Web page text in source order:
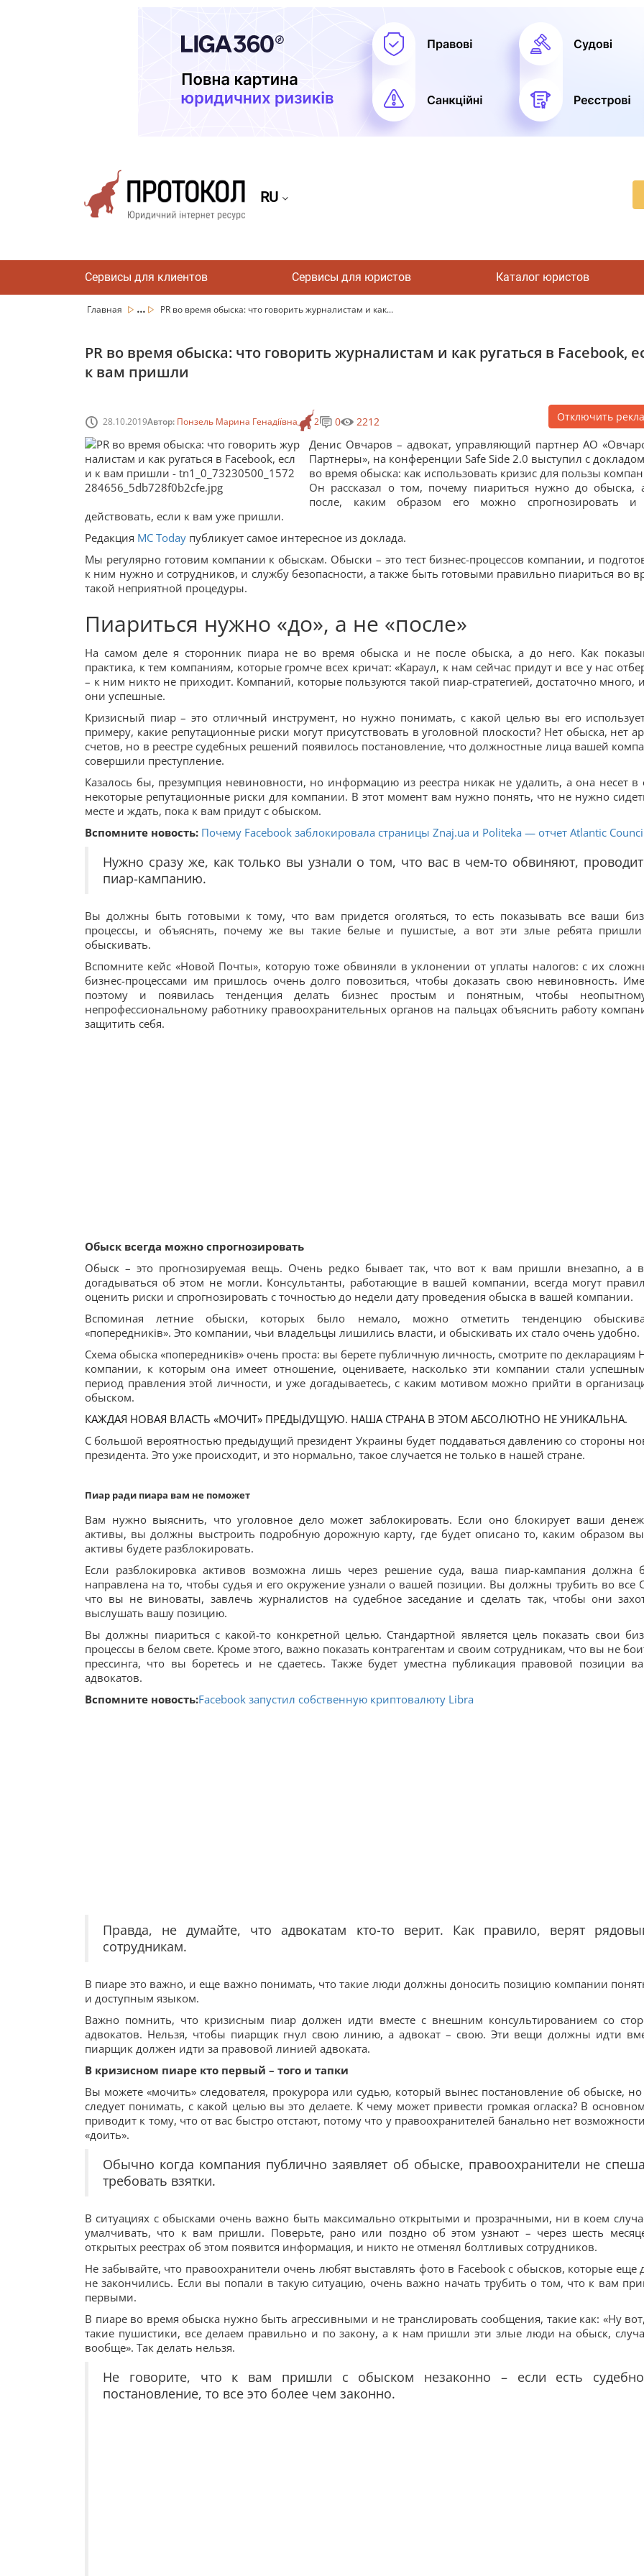
RU
Сервисы для клиентов Сервисы для юристов Каталог юристов
Главная ... PR во время обыска: что говорить журналистам и как...
PR во время обыска: что говорить журналистам и как ругаться в Facebook,
к вам пришли
28.10.2019Автор: Понзель Марина Генадіївна 2 0 2212 Отключить
Денис Овчаров – адвокат, управляющий партнер АО
Партнеры», на конференции Safe Side 2.0 выступил с докладом
во время обыска: как использовать кризис для пользы
Он рассказал о том, почему пиариться нужно до обыска,
после, каким образом его можно спрогнозировать и
действовать, если к вам уже пришли.
Редакция MC Today публикует самое интересное из доклада.
Мы регулярно готовим компании к обыскам. Обыски – это тест бизнес-процессов компании, и
к ним нужно и сотрудников, и службу безопасности, а также быть готовыми правильно пиариться во
такой неприятной процедуры.
Пиариться нужно «до», а не «после»
На самом деле я сторонник пиара не во время обыска и не после обыска, а до него. Как
практика, к тем компаниям, которые громче всех кричат: «Караул, к нам сейчас придут и все у нас
– к ним никто не приходит. Компаний, которые пользуются такой пиар-стратегией, достаточно много,
они успешные.
Кризисный пиар – это отличный инструмент, но нужно понимать, с какой целью вы его
примеру, какие репутационные риски могут присутствовать в уголовной плоскости? Нет обыска, нет
счетов, но в реестре судебных решений появилось постановление, что должностные лица вашей
совершили преступление.
Казалось бы, презумпция невиновности, но информацию из реестра никак не удалить, а она несет в
некоторые репутационные риски для компании. В этот момент вам нужно понять, что не нужно
месте и ждать, пока к вам придут с обыском.
Вспомните новость: Почему Facebook заблокировала страницы Znaj.ua и Politeka — отчет Atlantic
Нужно сразу же, как только вы узнали о том, что вас в чем-то обвиняют,
пиар-кампанию.
Вы должны быть готовыми к тому, что вам придется оголяться, то есть показывать все ваши
процессы, и объяснять, почему же вы такие белые и пушистые, а вот эти злые ребята пришли
обыскивать.
Вспомните кейс «Новой Почты», которую тоже обвиняли в уклонении от уплаты налогов: с их
бизнес-процессами им пришлось очень долго повозиться, чтобы доказать свою невиновность.
поэтому и появилась тенденция делать бизнес простым и понятным, чтобы
непрофессиональному работнику правоохранительных органов на пальцах объяснить работу
защитить себя.
Обыск всегда можно спрогнозировать
Обыск – это прогнозируемая вещь. Очень редко бывает так, что вот к вам пришли внезапно, а
догадываться об этом не могли. Консультанты, работающие в вашей компании, всегда могут
оценить риски и спрогнозировать с точностью до недели дату проведения обыска в вашей компании.
Вспоминая летние обыски, которых было немало, можно отметить тенденцию
«попередників». Это компании, чьи владельцы лишились власти, и обыскивать их стало очень удобно.
Схема обыска «попередників» очень проста: вы берете публичную личность, смотрите по декларациям
компании, к которым она имеет отношение, оцениваете, насколько эти компании стали
период правления этой личности, и уже догадываетесь, с каким мотивом можно прийти в
обыском.
КАЖДАЯ НОВАЯ ВЛАСТЬ «МОЧИТ» ПРЕДЫДУЩУЮ. НАША СТРАНА В ЭТОМ АБСОЛЮТНО НЕ УНИКАЛЬНА.
С большой вероятностью предыдущий президент Украины будет поддаваться давлению со стороны
президента. Это уже происходит, и это нормально, такое случается не только в нашей стране.
Пиар ради пиара вам не поможет
Вам нужно выяснить, что уголовное дело может заблокировать. Если оно блокирует ваши
активы, вы должны выстроить подробную дорожную карту, где будет описано то, каким образом
активы будете разблокировать.
Если разблокировка активов возможна лишь через решение суда, ваша пиар-кампания должна
направлена на то, чтобы судья и его окружение узнали о вашей позиции. Вы должны трубить во все
что вы не виноваты, завлечь журналистов на судебное заседание и сделать так, чтобы они
выслушать вашу позицию.
Вы должны пиариться с какой-то конкретной целью. Стандартной является цель показать свои
процессы в белом свете. Кроме этого, важно показать контрагентам и своим сотрудникам, что вы не
прессинга, что вы боретесь и не сдаетесь. Также будет уместна публикация правовой позиции
адвокатов.
Вспомните новость:Facebook запустил собственную криптовалюту Libra
Правда, не думайте, что адвокатам кто-то верит. Как правило, верят
сотрудникам.
В пиаре это важно, и еще важно понимать, что такие люди должны доносить позицию компании
и доступным языком.
Важно помнить, что кризисным пиар должен идти вместе с внешним консультированием со
адвокатов. Нельзя, чтобы пиарщик гнул свою линию, а адвокат – свою. Эти вещи должны идти
пиарщик должен идти за правовой линией адвоката.
В кризисном пиаре кто первый – того и тапки
Вы можете «мочить» следователя, прокурора или судью, который вынес постановление об обыске,
следует понимать, с какой целью вы это делаете. К чему может привести громкая огласка? В
приводит к тому, что от вас быстро отстают, потому что у правоохранителей банально нет
«доить».
Обычно когда компания публично заявляет об обыске, правоохранители не
требовать взятки.
В ситуациях с обысками очень важно быть максимально открытыми и прозрачными, ни в коем
умалчивать, что к вам пришли. Поверьте, рано или поздно об этом узнают – через шесть
открытых реестрах об этом появится информация, и никто не отменял болтливых сотрудников.
Не забывайте, что правоохранители очень любят выставлять фото в Facebook с обысков, которые еще
не закончились. Если вы попали в такую ситуацию, очень важно начать трубить о том, что к вам
первыми.
В пиаре во время обыска нужно быть агрессивными и не транслировать сообщения, такие как: «Ну
такие пушистики, все делаем правильно и по закону, а к нам пришли эти злые люди на обыск,
вообще». Так делать нельзя.
Не говорите, что к вам пришли с обыском незаконно – если есть
постановление, то все это более чем законно.